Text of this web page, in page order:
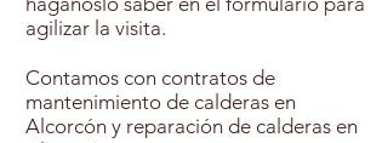
agilizar la visita.
Contamos con contratos de
mantenimiento de calderas en
Alcorcón y reparación de calderas en